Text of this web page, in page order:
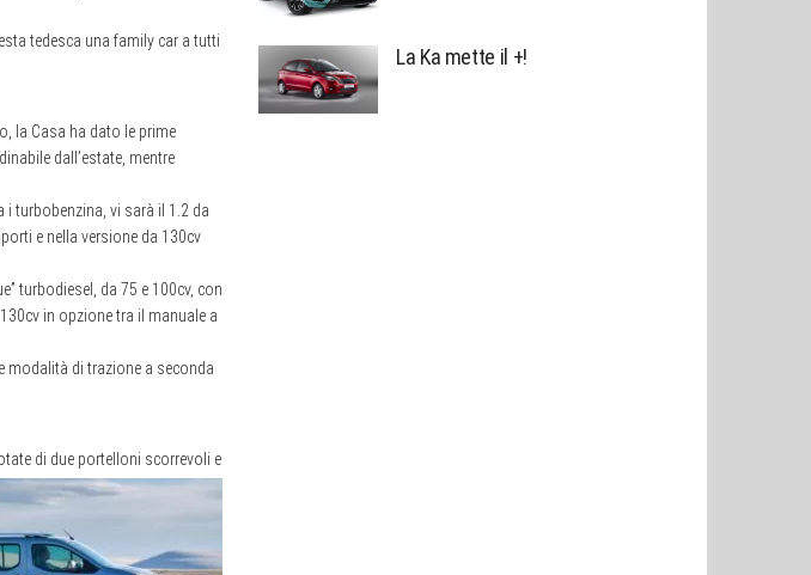
tedesca una family car a tutti
la Casa ha dato le prime
dall’estate, mentre
turbobenzina, vi sarà il 1.2 da
e nella versione da 130cv
turbodiesel, da 75 e 100cv, con
in opzione tra il manuale a
modalità di trazione a seconda
di due portelloni scorrevoli e
La Ka mette il +!